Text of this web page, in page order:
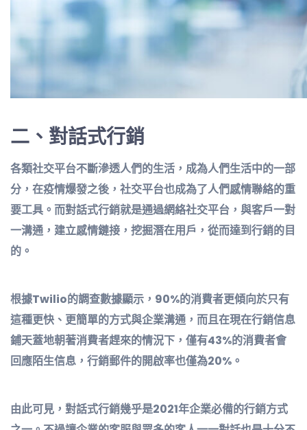
二、 對話式行銷
各類社交平台不斷滲透人們的生活，成為人們生活中的一部
分，在疫情爆發之後，社交平台也成為了人們感情聯絡的重
要工具。而對話式行銷就是通過網絡社交平台，與客戶一對
一溝通，建立感情鏈接，挖掘潛在用戶，從而達到行銷的目
的。
根據Twilio的調查數據顯示，90%的消費者更傾向於只有
這種更快、更簡單的方式與企業溝通，而且在現在行銷信息
鋪天蓋地朝著消費者趕來的情況下，僅有43%的消費者會
回應陌生信息，行銷郵件的開啟率也僅為20%。
由此可見，對話式行銷幾乎是2021年企業必備的行銷方式